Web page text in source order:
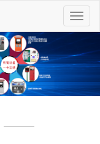
切
换
航